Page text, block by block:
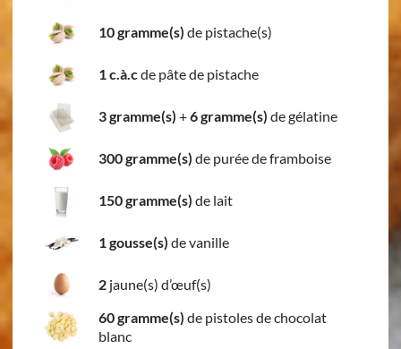
10 gramme(s) de pistache(s)
1 c.à.cde pâte de pistache
3 gramme(s) +6 gramme(s) de gélatine
300 gramme(s) de purée de framboise
150 gramme(s) de lait
1 gousse(s) de vanille
2 jaune(s) d’œuf(s)
60 gramme(s) de pistoles de chocolat
blanc